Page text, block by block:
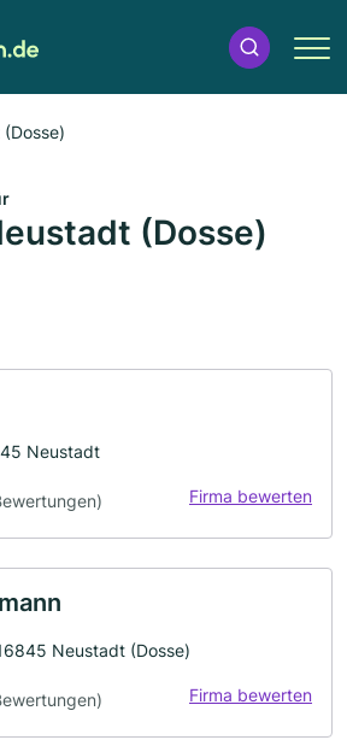
(Dosse)
Neustadt
Firma bewerten
Neustadt (Dosse)
Firma bewerten